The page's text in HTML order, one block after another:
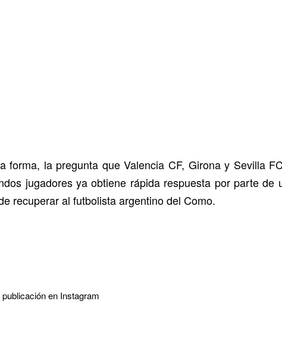
forma, la pregunta que Valencia CF, Girona y Sevilla
jugadores ya obtiene rápida respuesta por parte
recuperar al futbolista argentino del Como.
en Instagram